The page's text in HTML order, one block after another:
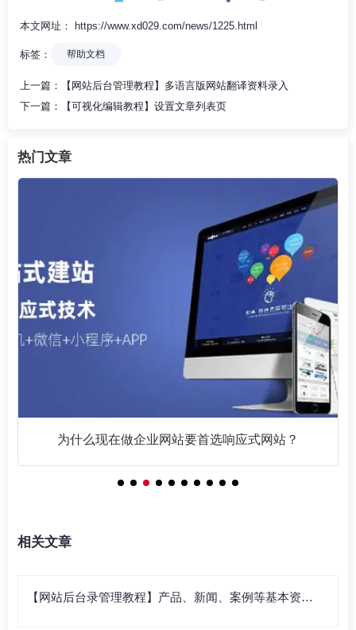
本文网址： https://www.xd029.com/news/1225.html
标签： 帮助文档
上一篇：
【网站后台管理教程】多语言版网站翻译资料录入
下一篇：
【可视化编辑教程】设置文章列表页
热门文章
为什么现在做企业网站要首选响应式网站？
相关文章
【网站后台录管理教程】产品、新闻、案例等基本资料